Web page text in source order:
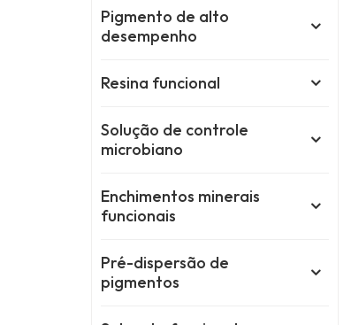
Pigmento de alto
desempenho
Resina funcional
Solução de controle
microbiano
Enchimentos minerais
funcionais
Pré-dispersão de
pigmentos